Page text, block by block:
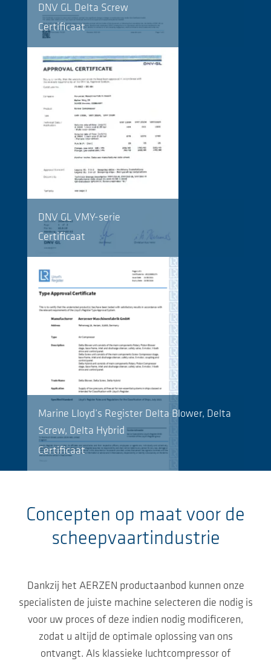
DNV GL Delta Screw
Certificaat
DNV GL VMY-serie
Certificaat
Marine Lloyd’s Register Delta Blower, Delta
Screw, Delta Hybrid
Certificaat
Concepten op maat voor de
scheepvaartindustrie
Dankzij het AERZEN productaanbod kunnen onze
specialisten de juiste machine selecteren die nodig is
voor uw proces of deze indien nodig modificeren,
zodat u altijd de optimale oplossing van ons
ontvangt. Als klassieke luchtcompressor of